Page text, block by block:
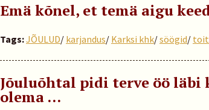
Emä kõnel, et temä aigu
Tags:JÕULUD/ karjandus/ Karksi khk/söögid/
Jõuluõhtal pidi terve öö läbi
olema …